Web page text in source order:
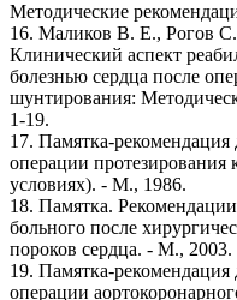
Методические
16. Маликов В. Е., Рогов
Клинический аспект
болезнью сердца после
шунтирования:
1-19.
17. Памятка-
операции
условиях). - М., 1986.
18. Памятка.
больного после
пороков сердца. - М., 2003.
19. Памятка-
операции